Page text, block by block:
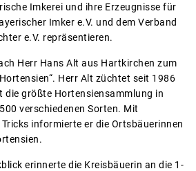
Imkerei und ihre Erzeugnisse für
Imker e.V. und dem Verband
e.V. repräsentieren.
Herr Hans Alt aus Hartkirchen zum
Herr Alt züchtet seit 1986
die größte Hortensiensammlung in
verschiedenen Sorten. Mit
informierte er die Ortsbäuerinnen
erinnerte die Kreisbäuerin an die 1-